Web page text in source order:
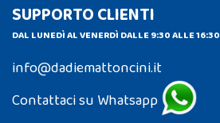
SUPPORTO CLIENTI
DAL LUNEDÌ AL VENERDÌ DALLE 9:30 ALLE 16:30
info@dadiemattoncini.it
Contattaci su Whatsapp